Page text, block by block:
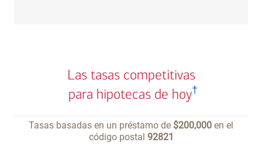
Las tasas competitivas
para hipotecas de hoy†
Tasas basadas en un préstamo de $200,000 en el
código postal 92821